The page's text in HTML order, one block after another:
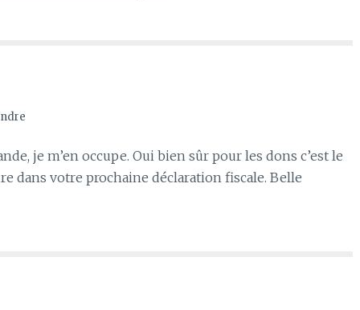
je m’en occupe. Oui bien sûr pour les dons c’est le
dans votre prochaine déclaration fiscale. Belle